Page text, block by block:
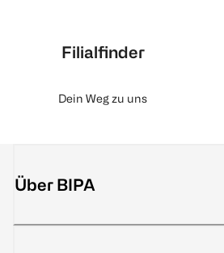
Filialfinder
Dein Weg zu uns
Über BIPA